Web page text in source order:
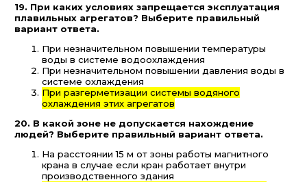
19. При каких условиях запрещается эксплуатация
плавильных агрегатов? Выберите правильный
вариант ответа.
При незначительном повышении температуры
воды в системе водоохлаждения
При незначительном повышении давления воды в
системе охлаждения
При разгерметизации системы водяного
охлаждения этих агрегатов
20. В какой зоне не допускается нахождение
людей? Выберите правильный вариант ответа.
На расстоянии 15 м от зоны работы магнитного
крана в случае если кран работает внутри
производственного здания